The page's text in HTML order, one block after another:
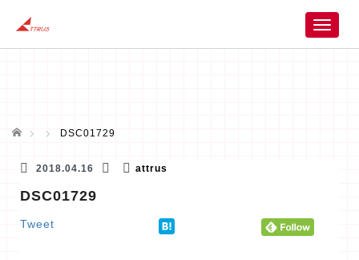
T
ホーム DSC01729
2018.04.16 attrus
DSC01729
Tweet